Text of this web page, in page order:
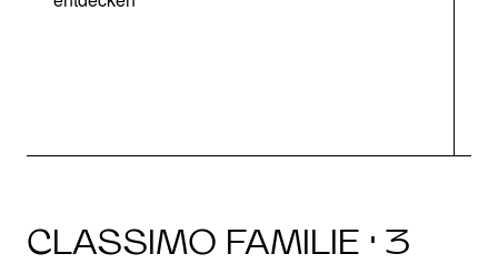
CLASSIMO FAMILIE · 3